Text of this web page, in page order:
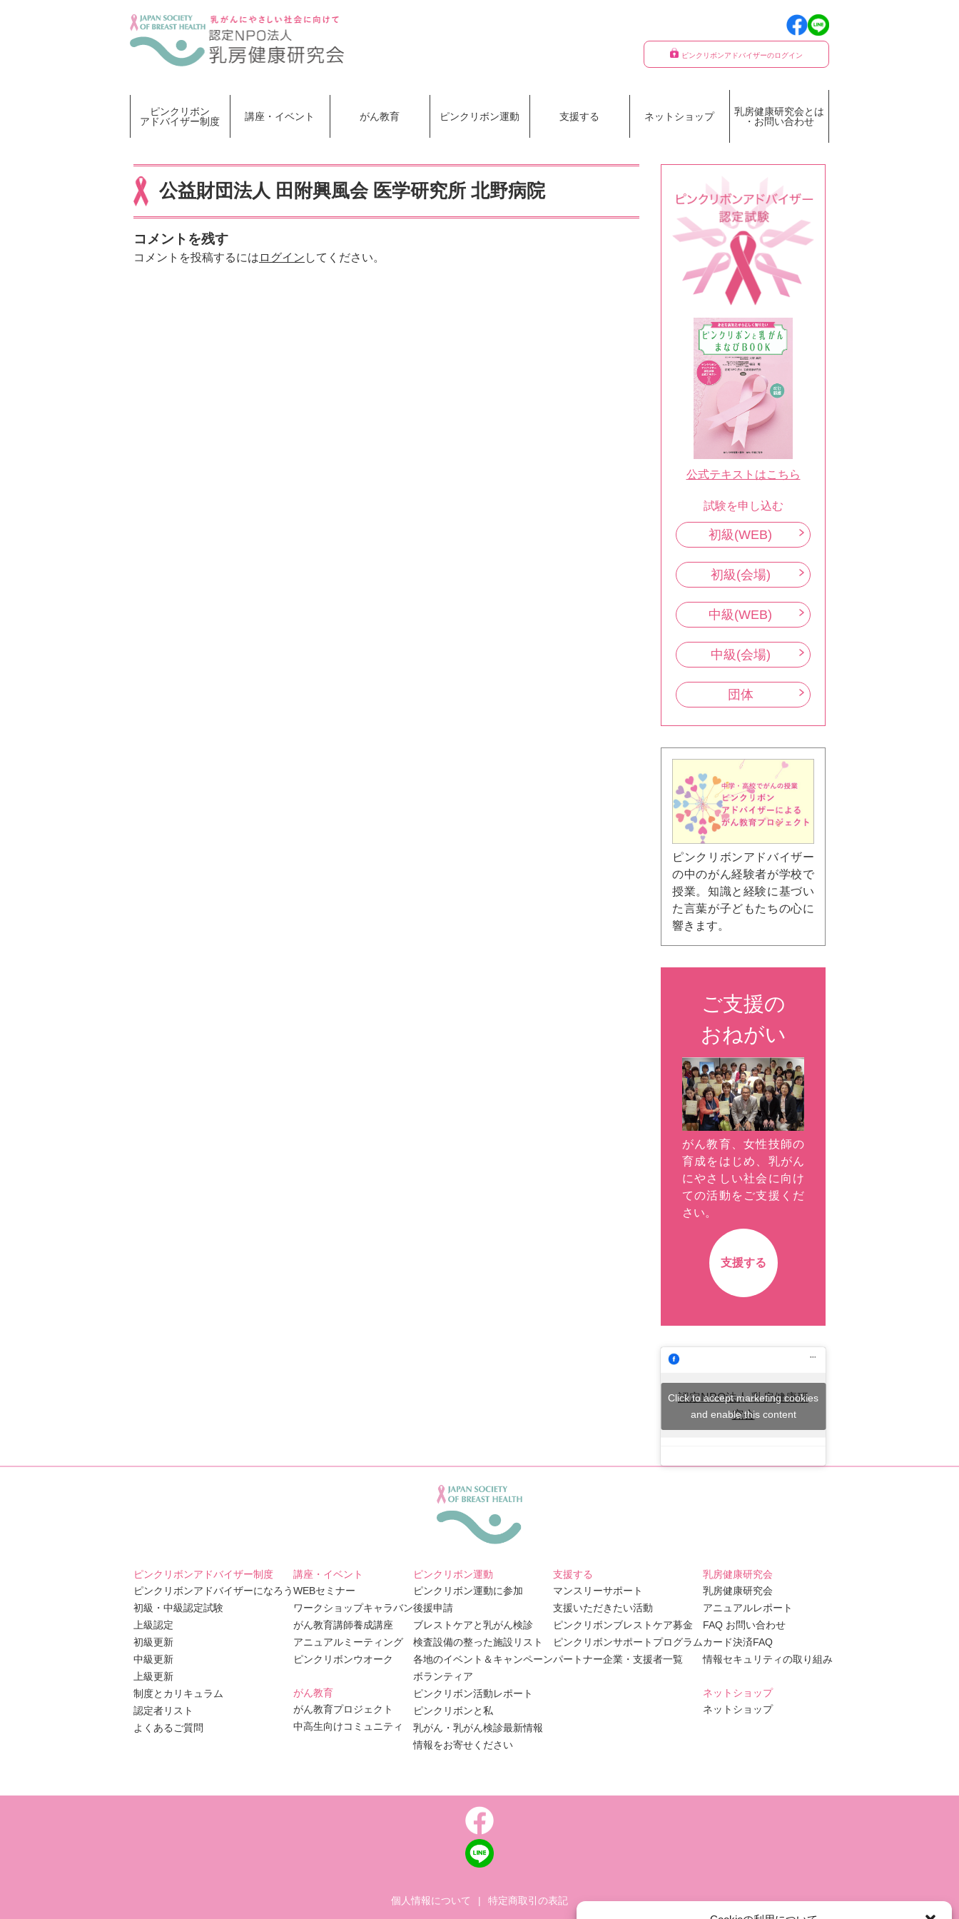
ピンクリボンアドバイザーのログイン
ピンクリボン
アドバイザー制度
講座・イベント がん教育 ピンクリボン運動 支援する ネットショップ
乳房健康研究会とは
・お問い合わせ
公益財団法人 田附興風会 医学研究所 北野病院
コメントを残す
コメントを投稿するには ログイン してください。
公式テキストはこちら
試験を申し込む
初級(WEB)
初級(会場)
中級(WEB)
中級(会場)
団体
ピンクリボンアドバイザー
の中のがん経験者が学校で
授業。知識と経験に基づい
た言葉が子どもたちの心に
響きます。
ご支援の
おねがい
がん教育、女性技師の
育成をはじめ、乳がん
にやさしい社会に向け
ての活動をご支援くだ
さい。
支援する
認定NPO法人 乳房健康研
究会
Click to accept marketing cookies
and enable this content
ピンクリボンアドバイザー制度
ピンクリボンアドバイザーになろう
初級・中級認定試験
上級認定
初級更新
中級更新
上級更新
制度とカリキュラム
認定者リスト
よくあるご質問
講座・イベント
WEBセミナー
ワークショップキャラバン
がん教育講師養成講座
アニュアルミーティング
ピンクリボンウオーク
がん教育
がん教育プロジェクト
中高生向けコミュニティ
ピンクリボン運動
ピンクリボン運動に参加
後援申請
ブレストケアと乳がん検診
検査設備の整った施設リスト
各地のイベント＆キャンペーン
ボランティア
ピンクリボン活動レポート
ピンクリボンと私
乳がん・乳がん検診最新情報
情報をお寄せください
支援する
マンスリーサポート
支援いただきたい活動
ピンクリボンブレストケア募金
ピンクリボンサポートプログラム
パートナー企業・支援者一覧
乳房健康研究会
乳房健康研究会
アニュアルレポート
FAQ お問い合わせ
カード決済FAQ
情報セキュリティの取り組み
ネットショップ
ネットショップ
個人情報について | 特定商取引の表記